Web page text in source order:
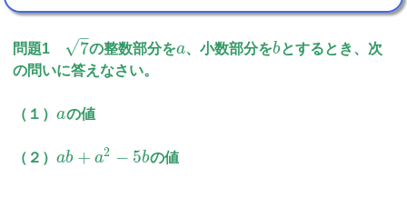
問題1 7
–
√ の整数部分をa、小数部分をbとするとき、次
の問いに答えなさい。
（１）aの値
（２）ab + a2 − 5bの値